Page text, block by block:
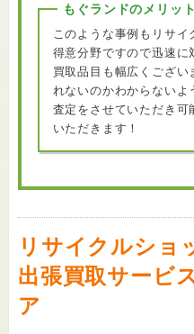
もぐランドのメリット
このような事例もリサ
得意分野ですので迅速に
買取品目も幅広くござい
れないのかわからないよ
査定をさせていただき可
いただきます！
リサイクルショ
出張買取サービ
ア